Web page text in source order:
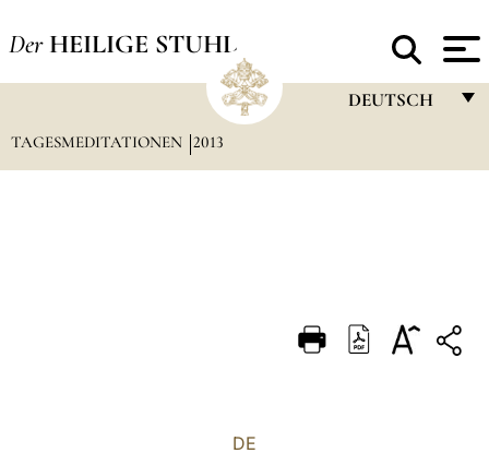
Der HEILIGE STUHL
DEUTSCH
DEUTSCH
TAGESMEDITATIONEN 2013
DE